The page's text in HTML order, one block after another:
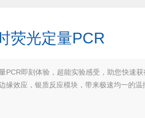
荧光定量PCR
PCR即刻体验，超能实验感受，助您快速
效应，银质反应模块，带来极速均一的温